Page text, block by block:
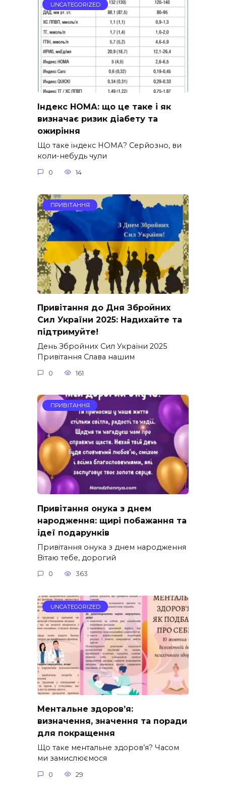
UNCATEGORIZED
Індекс НОМА: що це таке і як
визначає ризик діабету та
ожиріння
Що таке індекс НОМА? Серйозно, ви
коли-небудь чули
0 14
ПРИВІТАННЯ
Привітання до Дня Збройних
Сил України 2025: Надихайте та
підтримуйте!
День Збройних Сил України 2025
Привітання Слава нашим
0 161
ПРИВІТАННЯ
Привітання онука з днем
народження: щирі побажання та
ідеї подарунків
Привітання онука з днем народження
Вітаю тебе, дорогий
0 363
UNCATEGORIZED
Ментальне здоров’я:
визначення, значення та поради
для покращення
Що таке ментальне здоров’я? Часом
ми замислюємося
0 29